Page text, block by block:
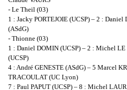
- Le Theil (03)
1 : Jacky PORTEJOIE (UCSP) – 2 :
(ASdG)
- Thionne (03)
1 : Daniel DOMIN (UCSP) – 2 : Michel
(UCSP)
4 : André GENESTE (ASdG) – 5 Marcel
TRACOULAT (UC Lyon)
7 : Paul PAPUT (UCSP) – 8 : Michel